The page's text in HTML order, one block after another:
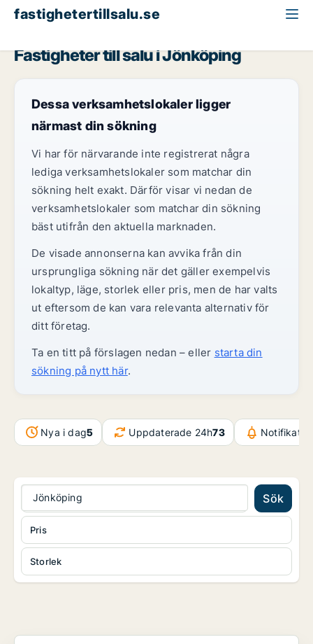
fastighetertillsalu.se
Fastigheter till salu i Jönköping
Dessa verksamhetslokaler ligger
närmast din sökning
Vi har för närvarande inte registrerat några
lediga verksamhetslokaler som matchar din
sökning helt exakt. Därför visar vi nedan de
verksamhetslokaler som matchar din sökning
bäst utifrån den aktuella marknaden.
De visade annonserna kan avvika från din
ursprungliga sökning när det gäller exempelvis
lokaltyp, läge, storlek eller pris, men de har valts
ut eftersom de kan vara relevanta alternativ för
ditt företag.
Ta en titt på förslagen nedan – eller starta din
sökning på nytt här.
Nya i dag5 Uppdaterade 24h73
Jönköping Sök
Storlek
Pris